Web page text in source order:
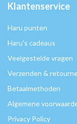
Klantenservice
Haru punten
Haru's cadeaus
Veelgestelde vragen
Verzenden &
Betaalmethoden
Algemene
Privacy Policy